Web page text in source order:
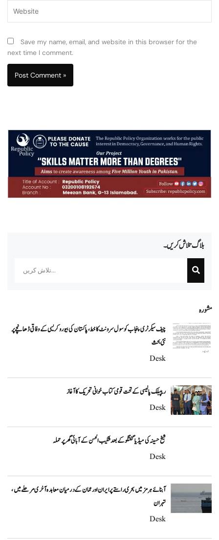
بلاگ تلاش کریں۔
مشورہ
چیف سیکرٹری پنجاب کو سول سرونٹ کا خط، پاکستان کی بیوروکریسی کے وفاقی ڈھانچے پر
نئی بحث
Desk
ریپبلک پالیسی کے تحت قومی کتاب خوانی تحریک کا آغاز
Desk
شیخ حسینہ کی میڈیا گفتگو کے بعد شکیب الحسن کے آبائی گھر پر حملہ
Desk
آبنائے ہرمز میں بحری راستے پر ایران اور عمان کے درمیان معاہدہ آخری مرحلے میں،
تہران
Desk
Save my name, email, and website in this browser for the
next time I comment.